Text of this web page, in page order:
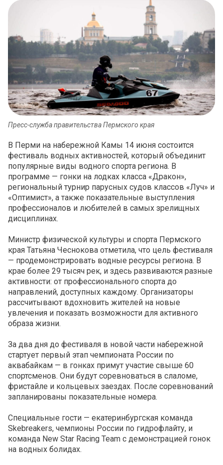
Пресс-служба правительства Пермского края
В Перми на набережной Камы 14 июня состоится
фестиваль водных активностей, который объединит
популярные виды водного спорта региона. В
программе — гонки на лодках класса «Дракон»,
региональный турнир парусных судов классов «Луч» и
«Оптимист», а также показательные выступления
профессионалов и любителей в самых зрелищных
дисциплинах.
Министр физической культуры и спорта Пермского
края Татьяна Чеснокова отметила, что цель фестиваля
— продемонстрировать водные ресурсы региона. В
крае более 29 тысяч рек, и здесь развиваются разные
активности: от профессионального спорта до
направлений, доступных каждому. Организаторы
рассчитывают вдохновить жителей на новые
увлечения и показать возможности для активного
образа жизни.
За два дня до фестиваля в новой части набережной
стартует первый этап чемпионата России по
аквабайкам — в гонках примут участие свыше 60
спортсменов. Они будут соревноваться в слаломе,
фристайле и кольцевых заездах. После соревнований
запланированы показательные номера.
Специальные гости — екатеринбургская команда
Skebreakers, чемпионы России по гидрофлайту, и
команда New Star Racing Team с демонстрацией гонок
на водных болидах.